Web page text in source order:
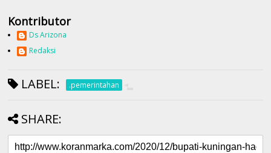
Kontributor
Ds Arizona
Redaksi
LABEL: .pemerintahan
SHARE: